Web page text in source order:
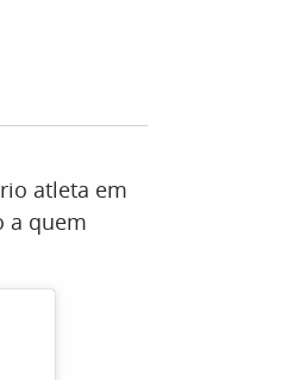
atleta em
a quem